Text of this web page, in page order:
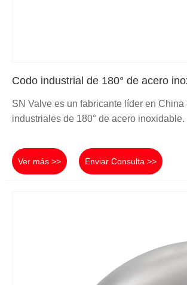
Codo industrial de 180° de acero
SN Valve es un fabricante líder en China
industriales de 180° de acero inoxidable.
Ver más >> Enviar Consulta >>